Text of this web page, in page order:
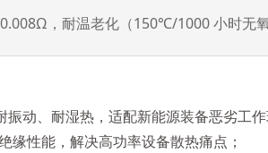
，耐温老化（150℃/1000 小时无
动、耐湿热，适配新能源装备恶劣工作
缘性能，解决高功率设备散热痛点；